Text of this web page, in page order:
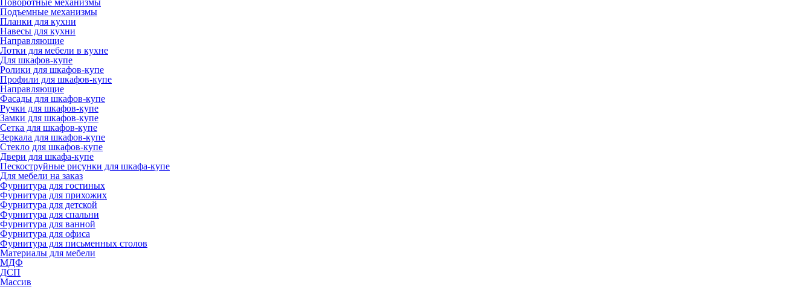
Подъемные механизмы
Планки для кухни
Навесы для кухни
Направляющие
Лотки для мебели в кухне
Для шкафов-купе
Ролики для шкафов-купе
Профили для шкафов-купе
Направляющие
Фасады для шкафов-купе
Ручки для шкафов-купе
Замки для шкафов-купе
Сетка для шкафов-купе
Зеркала для шкафов-купе
Стекло для шкафов-купе
Двери для шкафа-купе
Пескоструйные рисунки для шкафа-купе
Для мебели на заказ
Фурнитура для гостиных
Фурнитура для прихожих
Фурнитура для детской
Фурнитура для спальни
Фурнитура для ванной
Фурнитура для офиса
Фурнитура для письменных столов
Материалы для мебели
МДФ
ДСП
Массив